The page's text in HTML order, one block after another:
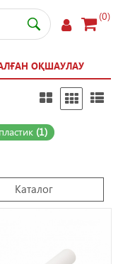
(0)
ОҚШАУЛАУ
(1)
Каталог